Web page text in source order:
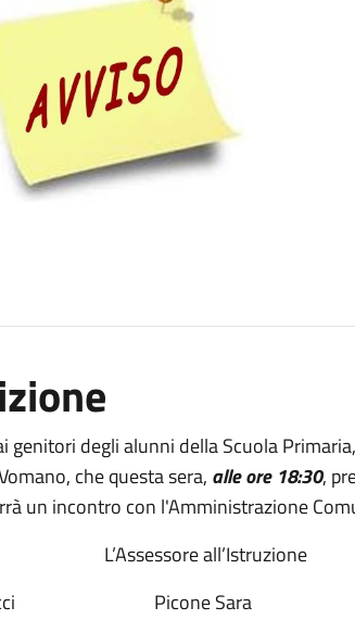
genitori degli alunni della Scuola
che questa sera, alle ore 18:30,
un incontro con l'Amministrazione
L’Assessore all’Istruzione
Rocci Picone Sara